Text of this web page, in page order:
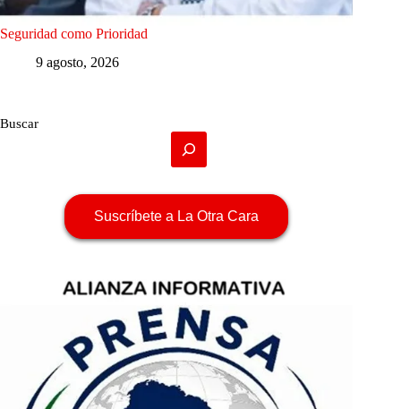
Seguridad como Prioridad
9 agosto, 2026
Buscar
Suscríbete a La Otra Cara